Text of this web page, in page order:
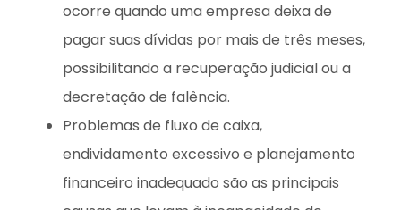
ocorre quando uma empresa deixa de
pagar suas dívidas por mais de três meses,
possibilitando a recuperação judicial ou a
decretação de falência.
Problemas de fluxo de caixa,
endividamento excessivo e planejamento
financeiro inadequado são as principais